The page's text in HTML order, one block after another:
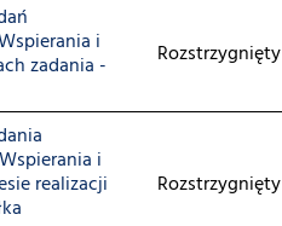
i
zadania - Rozstrzygnięty
i
realizacji Rozstrzygnięty